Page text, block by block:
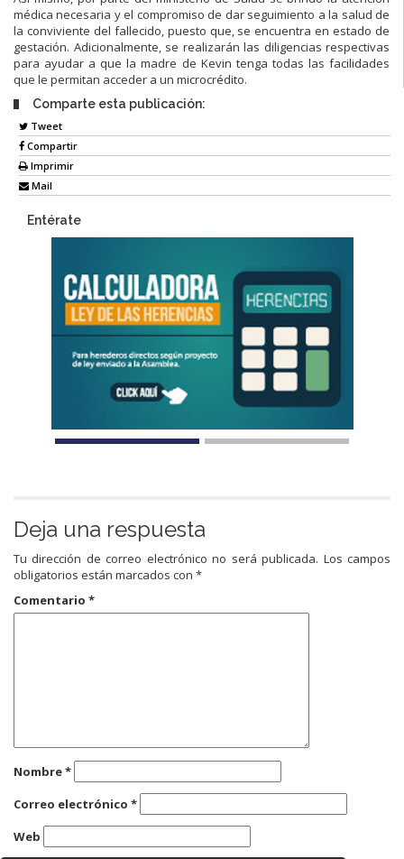
médica necesaria y el compromiso de dar seguimiento a la salud de
la conviviente del fallecido, puesto que, se encuentra en estado de
gestación. Adicionalmente, se realizarán las diligencias respectivas
para ayudar a que la madre de Kevin tenga todas las facilidades
que le permitan acceder a un microcrédito.
Comparte esta publicación:
Tweet
Compartir
Imprimir
Mail
Entérate
Deja una respuesta
Tu dirección de correo electrónico no será publicada. Los campos
obligatorios están marcados con *
Comentario *
Nombre*
Correo electrónico *
Web